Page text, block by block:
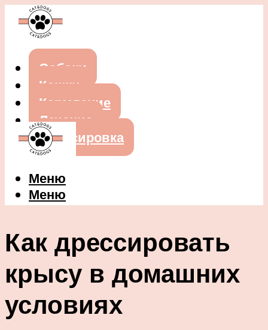
Собаки
Кошки
Кормление
Лечение
Дрессировка
Меню
Меню
Как дрессировать
крысу в домашних
условиях